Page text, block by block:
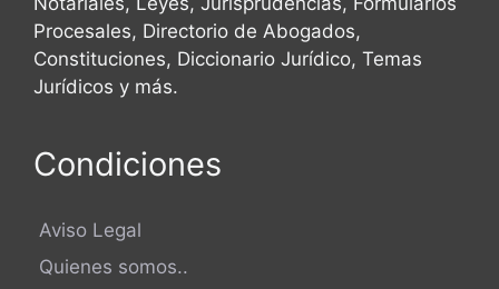
Recurso de Casación Recurso de Oposicion
Recurso de Revisión Civil
Recusacion de Juez de Paz
Referimiento de Suspencion de Sentencia
Referimiento por Embargo Conservatorio
Procesales, Directorio de Abogados,
Constituciones, Diccionario Jurídico, Temas
Jurídicos y más.
Condiciones
Aviso Legal
Quienes somos..